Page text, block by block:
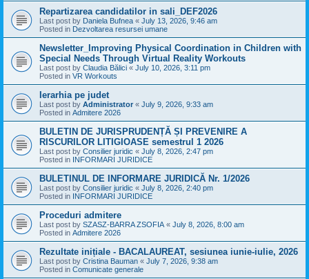
Repartizarea candidatilor in sali_DEF2026
Last post by Daniela Bufnea « July 13, 2026, 9:46 am
Posted in Dezvoltarea resursei umane
Newsletter_Improving Physical Coordination in Children with
Special Needs Through Virtual Reality Workouts
Last post by Claudia Bălici « July 10, 2026, 3:11 pm
Posted in VR Workouts
Ierarhia pe judet
Last post by Administrator « July 9, 2026, 9:33 am
Posted in Admitere 2026
BULETIN DE JURISPRUDENȚĂ ȘI PREVENIRE A
RISCURILOR LITIGIOASE semestrul 1 2026
Last post by Consilier juridic « July 8, 2026, 2:47 pm
Posted in INFORMARI JURIDICE
BULETINUL DE INFORMARE JURIDICĂ Nr. 1/2026
Last post by Consilier juridic « July 8, 2026, 2:40 pm
Posted in INFORMARI JURIDICE
Proceduri admitere
Last post by SZASZ-BARRA ZSOFIA « July 8, 2026, 8:00 am
Posted in Admitere 2026
Rezultate inițiale - BACALAUREAT, sesiunea iunie-iulie, 2026
Last post by Cristina Bauman « July 7, 2026, 9:38 am
Posted in Comunicate generale